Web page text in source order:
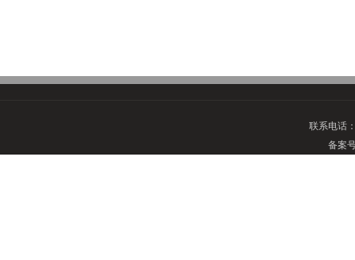
联系电话
备案